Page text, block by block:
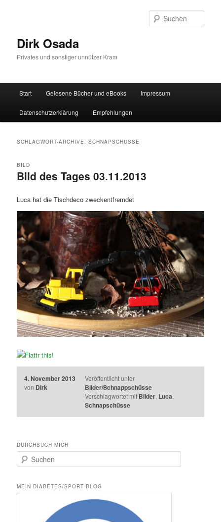
Dirk Osada
Privates und sonstiger unnützer Kram
Start Gelesene Bücher und eBooks Impressum
Datenschutzerklärung Empfehlungen
SCHLAGWORT-ARCHIVE:SCHNAPSCHÜSSE
Bild des Tages 03.11.2013
BILD
Luca hat die Tischdeco zweckentfremdet
4. November 2013
von Dirk
Veröffentlicht unter
Bilder/Schnappschüsse
Verschlagwortet mit Bilder, Luca,
Schnapschüsse
DURCHSUCH MICH
u
h
e
MEIN DIABETES/SPORT BLOG